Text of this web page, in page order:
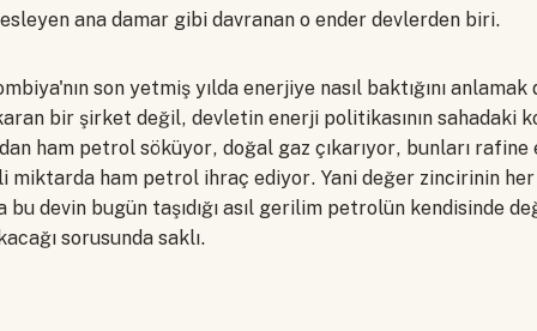
ana damar gibi davranan o ender devlerden biri.
son yetmiş yılda enerjiye nasıl baktığını
bir şirket değil, devletin enerji politikasının sahadaki
ham petrol söküyor, doğal gaz çıkarıyor, bunları
miktarda ham petrol ihraç ediyor. Yani değer zincirinin her
bu devin bugün taşıdığı asıl gerilim petrolün kendisinde
sorusunda saklı.